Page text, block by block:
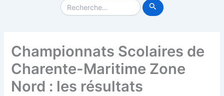
Rechercher :
Championnats Scolaires de
Charente-Maritime Zone
Nord : les résultats